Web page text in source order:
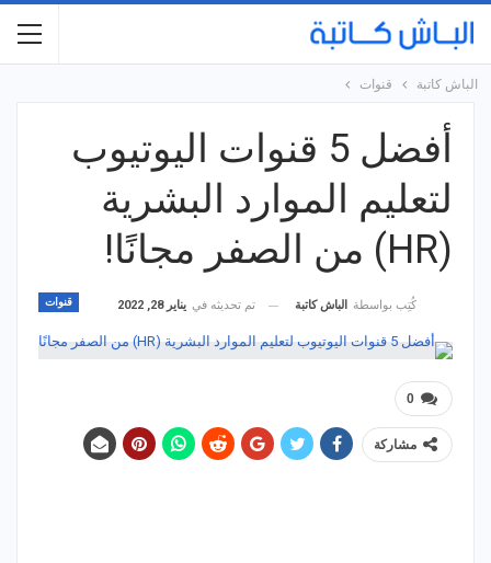
الباش كاتبة قنوات
أفضل 5 قنوات اليوتيوب
لتعليم الموارد البشرية
(HR) من الصفر مجانًا!
قنوات كُتِب بواسطة الباش كاتبة تم تحديثه في يناير 28, 2022
0
مشاركة